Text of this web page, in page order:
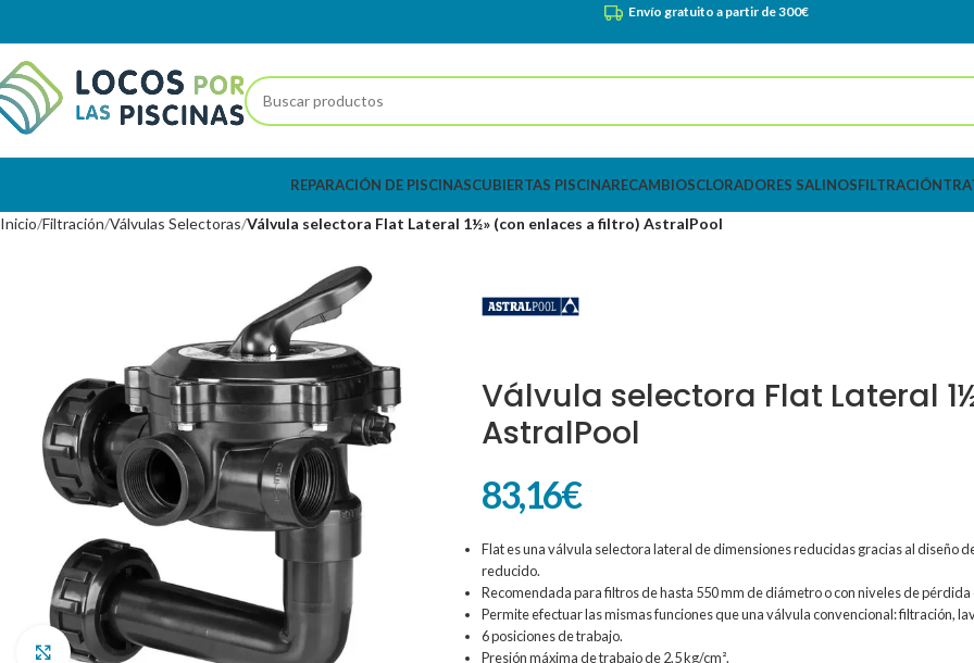
Envío gratuito a partir de 300€
REPARACIÓN DE PISCINASCUBIERTAS PISCINARECAMBIOSCLORADORES SALINOSFILTRACIÓN
Inicio Filtración Válvulas Selectoras Válvula selectora Flat Lateral 1½» (con enlaces a filtro) AstralPool
Clic para ampliar
Válvula selectora Flat Lateral
AstralPool
83,16€
Flat es una válvula selectora lateral de dimensiones reducidas gracias al diseño
reducido.
Recomendada para filtros de hasta 550 mm de diámetro o con niveles de
Permite efectuar las mismas funciones que una válvula convencional: filtración,
6 posiciones de trabajo.
Presión máxima de trabajo de 2,5 kg/cm².